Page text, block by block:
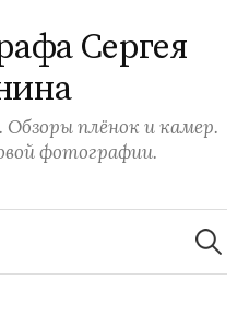
Сергея
плёнок и камер.
фотографии.
Найти: